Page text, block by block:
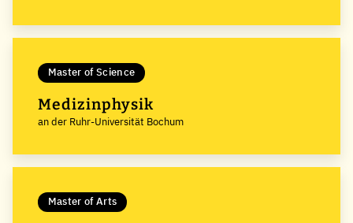
Master of Science
Medizinphysik
an der Ruhr-Universität Bochum
Master of Arts